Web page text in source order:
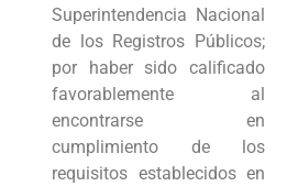
Superintendencia Nacional
de los Registros Públicos;
por haber sido calificado
favorablemente al
encontrarse en
cumplimiento de los
requisitos establecidos en